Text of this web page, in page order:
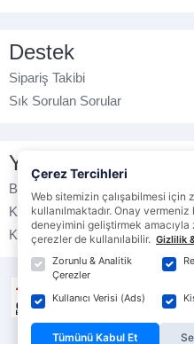
Destek
Sipariş Takibi
Sık Sorulan Sorular
Yasal Bilgilendirme
Banka Hesap No
Kullanım Koşulları
K.V.K.K. Politikası
Çerez Tercihleri
Web sitemizin çalışabilmesi için
kullanılmaktadır. Onay vermeniz
deneyimini geliştirmek amacıyla
çerezler de kullanılabilir. Gizlilik
Zorunlu & Analitik
Çerezler
Kullanıcı Verisi (Ads)
Tümünü Kabul Et